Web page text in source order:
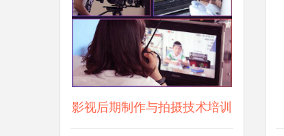
影视后期制作与拍摄技术培训